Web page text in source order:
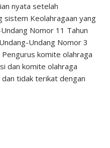
nyata setelah
sistem Keolahragaan yang
Nomor 11 Tahun
Undang Nomor 3
komite olahraga
dan komite olahraga
tidak terikat dengan